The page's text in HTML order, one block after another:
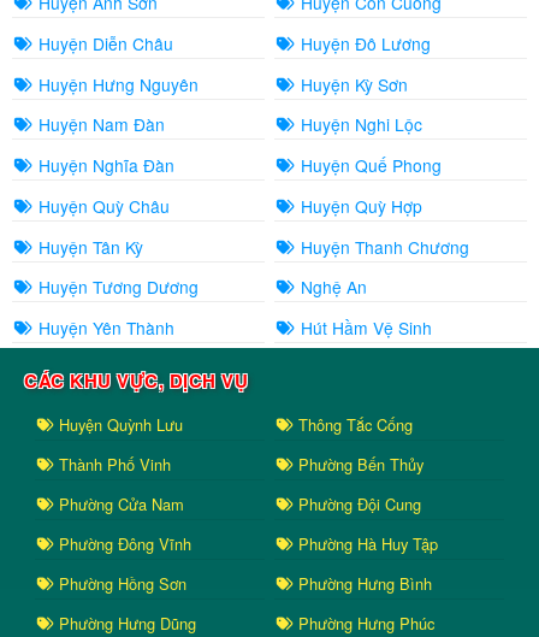
Huyện Diễn Châu
Huyện Đô Lương
Huyện Hưng Nguyên
Huyện Kỳ Sơn
Huyện Nam Đàn
Huyện Nghi Lộc
Huyện Nghĩa Đàn
Huyện Quế Phong
Huyện Quỳ Châu
Huyện Quỳ Hợp
Huyện Tân Kỳ
Huyện Thanh Chương
Huyện Tương Dương
Nghệ An
Huyện Yên Thành
Hút Hầm Vệ Sinh
CÁC KHU VỰC, DỊCH VỤ
Huyện Quỳnh Lưu
Thông Tắc Cống
Thành Phố Vinh
Phường Bến Thủy
Phường Cửa Nam
Phường Đội Cung
Phường Đông Vĩnh
Phường Hà Huy Tập
Phường Hồng Sơn
Phường Hưng Bình
Phường Hưng Dũng
Phường Hưng Phúc